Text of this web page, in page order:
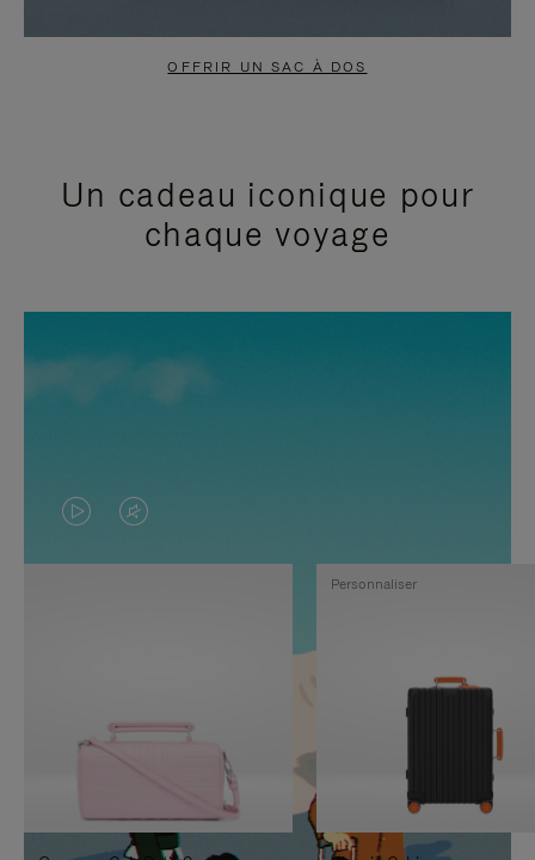
OFFRIR UN SAC À DOS
Un cadeau iconique pour
chaque voyage
LA
VIDÉO
PAUSE,
APPUYEZ
SUR
LE
SON
DÉSACTIVÉ.
VEUILLEZ
Personnaliser